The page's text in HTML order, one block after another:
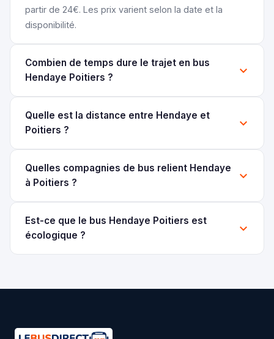
partir de 24€. Les prix varient selon la date et la
disponibilité.
Combien de temps dure le trajet en bus
Hendaye Poitiers ?
Quelle est la distance entre Hendaye et
Poitiers ?
Quelles compagnies de bus relient Hendaye
à Poitiers ?
Est-ce que le bus Hendaye Poitiers est
écologique ?